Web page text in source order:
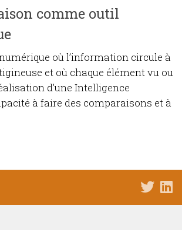
comme outil
où l’information circule à
et où chaque élément vu ou
d’une Intelligence
à faire des comparaisons et à